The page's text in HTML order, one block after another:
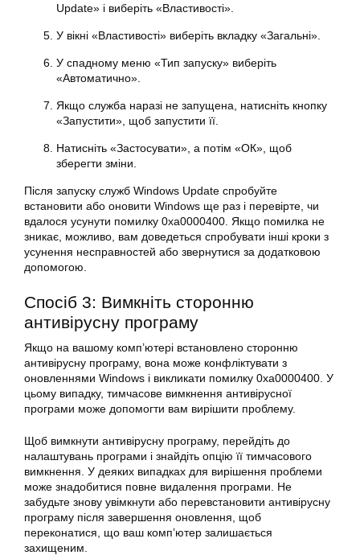
Update» і виберіть «Властивості».
У вікні «Властивості» виберіть вкладку «Загальні».
У спадному меню «Тип запуску» виберіть
«Автоматично».
Якщо служба наразі не запущена, натисніть кнопку
«Запустити», щоб запустити її.
Натисніть «Застосувати», а потім «ОК», щоб
зберегти зміни.
Після запуску служб Windows Update спробуйте
встановити або оновити Windows ще раз і перевірте, чи
вдалося усунути помилку 0xa0000400. Якщо помилка не
зникає, можливо, вам доведеться спробувати інші кроки з
усунення несправностей або звернутися за додатковою
допомогою.
Спосіб 3: Вимкніть сторонню
антивірусну програму
Якщо на вашому комп’ютері встановлено сторонню
антивірусну програму, вона може конфліктувати з
оновленнями Windows і викликати помилку 0xa0000400. У
цьому випадку, тимчасове вимкнення антивірусної
програми може допомогти вам вирішити проблему.
Щоб вимкнути антивірусну програму, перейдіть до
налаштувань програми і знайдіть опцію її тимчасового
вимкнення. У деяких випадках для вирішення проблеми
може знадобитися повне видалення програми. Не
забудьте знову увімкнути або перевстановити антивірусну
програму після завершення оновлення, щоб
переконатися, що ваш комп’ютер залишається
захищеним.